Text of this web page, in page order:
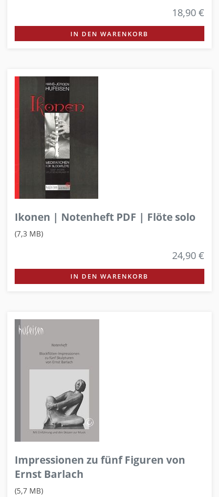
18,90 €
IN DEN WARENKORB
Ikonen | Notenheft PDF | Flöte solo
(7,3 MB)
24,90 €
IN DEN WARENKORB
Impressionen zu fünf Figuren von
Ernst Barlach
(5,7 MB)